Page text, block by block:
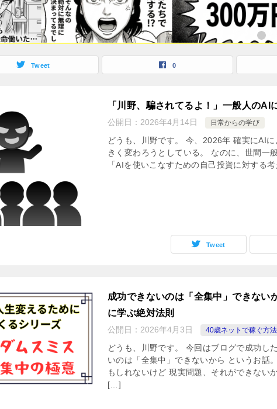
Tweet 0
「川野、騙されてるよ！」一般人のAI
公開日： 2026年4月14日 日常からの学び
どうも、川野です。 今、2026年 確実にAI
きく変わろうとしている。 なのに、世間一
「AIを使いこなすための自己投資に対する
Tweet
成功できないのは「全集中」できない
に学ぶ絶対法則
公開日： 2026年4月3日 40歳ネットで稼ぐ方法
どうも、川野です。 今回はブログで成功し
いのは「全集中」できないから というお話
もしれないけど 現実問題、それができない
[…]